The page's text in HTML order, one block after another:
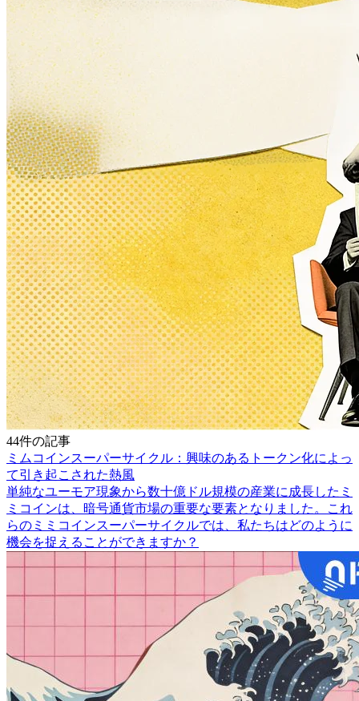
44件の記事
ミムコインスーパーサイクル：興味のあるトークン化によっ
て引き起こされた熱風
単純なユーモア現象から数十億ドル規模の産業に成長したミ
ミコインは、暗号通貨市場の重要な要素となりました。これ
らのミミコインスーパーサイクルでは、私たちはどのように
機会を捉えることができますか？